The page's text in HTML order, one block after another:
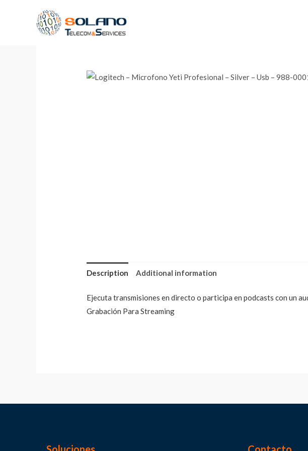
Description Additional information
Ejecuta transmisiones en directo o participa en podcasts con un
Grabación Para Streaming